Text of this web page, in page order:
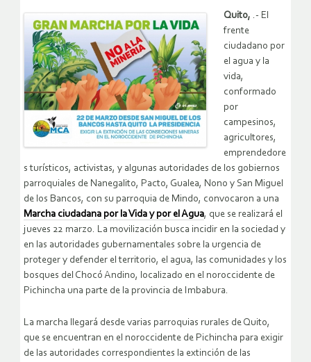
Quito, .- El
frente
ciudadano por
el agua y la
vida,
conformado
por
campesinos,
agricultores,
emprendedore
s turísticos, activistas, y algunas autoridades de los gobiernos
parroquiales de Nanegalito, Pacto, Gualea, Nono y San Miguel
de los Bancos, con su parroquia de Mindo, convocaron a una
Marcha ciudadana por la Vida y por el Agua, que se realizará el
jueves 22 marzo. La movilización busca incidir en la sociedad y
en las autoridades gubernamentales sobre la urgencia de
proteger y defender el territorio, el agua, las comunidades y los
bosques del Chocó Andino, localizado en el noroccidente de
Pichincha una parte de la provincia de Imbabura.
La marcha llegará desde varias parroquias rurales de Quito,
que se encuentran en el noroccidente de Pichincha para exigir
de las autoridades correspondientes la extinción de las